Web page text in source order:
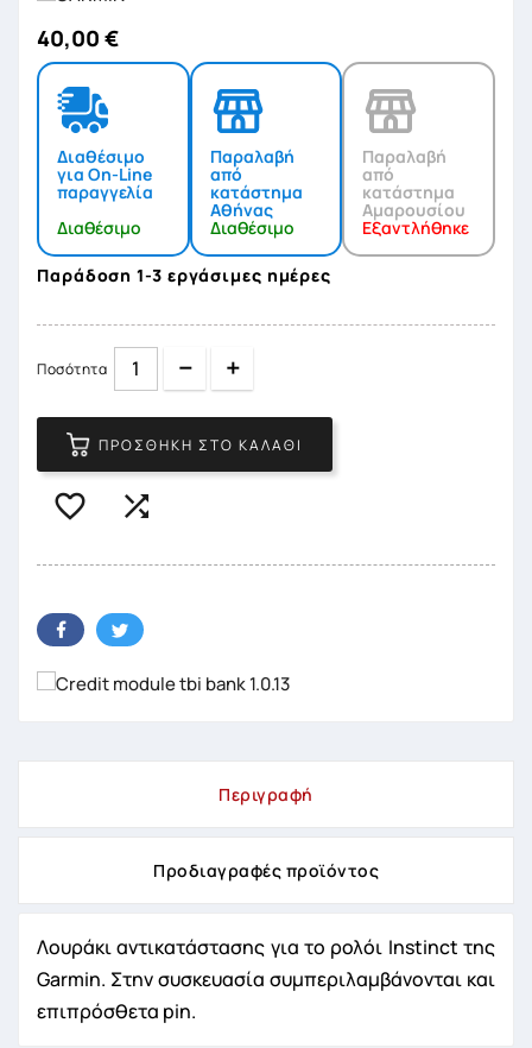
40,00 €
Διαθέσιμο
για On-Line
παραγγελία
Διαθέσιμο
Παραλαβή
από
κατάστημα
Αθήνας
Διαθέσιμο
Παραλαβή
από
κατάστημα
Αμαρουσίου
Εξαντλήθηκε
Παράδοση 1-3 εργάσιμες ημέρες
Ποσότητα Quantity
ΠΡΟΣΘΉΚΗ ΣΤΟ ΚΑΛΆΘΙ
 
Περιγραφή
Προδιαγραφές προϊόντος
Λουράκι αντικατάστασης για το ρολόι Instinct της
Garmin. Στην συσκευασία συμπεριλαμβάνονται και
επιπρόσθετα pin.